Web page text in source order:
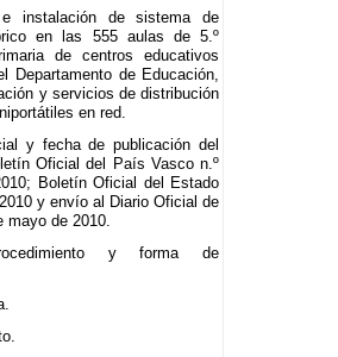
instalación de sistema de
en las 555 aulas de 5.º
de centros educativos
Departamento de Educación,
y servicios de distribución
en red.
y fecha de publicación del
Oficial del País Vasco n.º
Boletín Oficial del Estado
y envío al Diario Oficial de
mayo de 2010.
y forma de